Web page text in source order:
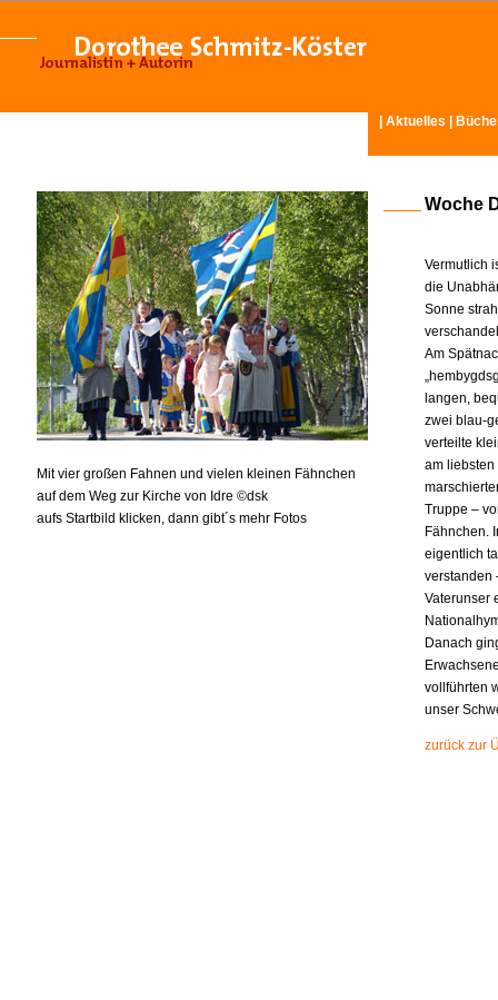
Aktuelles
Mit vier großen Fahnen und vielen kleinen Fähnchen
auf dem Weg zur Kirche von Idre ©dsk
aufs Startbild klicken, dann gibt´s mehr Fotos
Woche
Vermutlich
die
Sonne
Am
langen,
zwei blau-
verteilte
am
Truppe –
Fähnchen.
eigentlich
verstanden
Vaterunser
Danach
vollführten
unser
zurück zur